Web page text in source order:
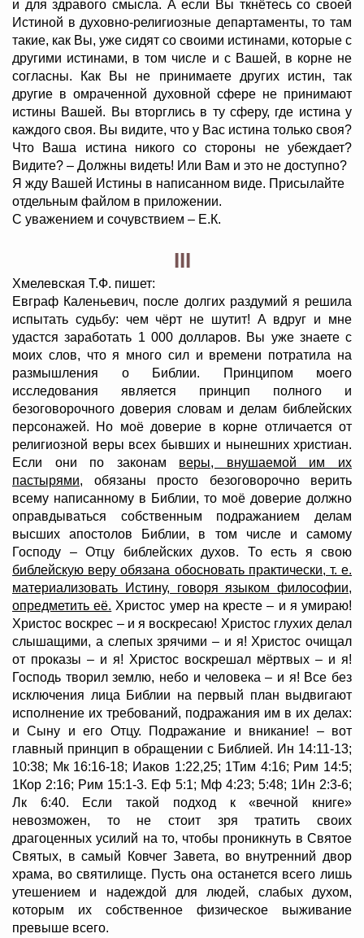
и для здравого смысла. А если Вы ткнётесь со своей
Истиной в духовно-религиозные департаменты, то там
такие, как Вы, уже сидят со своими истинами, которые с
другими истинами, в том числе и с Вашей, в корне не
согласны. Как Вы не принимаете других истин, так
другие в омраченной духовной сфере не принимают
истины Вашей. Вы вторглись в ту сферу, где истина у
каждого своя. Вы видите, что у Вас истина только своя?
Что Ваша истина никого со стороны не убеждает?
Видите? – Должны видеть! Или Вам и это не доступно?
Я жду Вашей Истины в написанном виде. Присылайте
отдельным файлом в приложении.
С уважением и сочувствием – Е.К.
III
Хмелевская Т.Ф. пишет:
Евграф Каленьевич, после долгих раздумий я решила
испытать судьбу: чем чёрт не шутит! А вдруг и мне
удастся заработать 1 000 долларов. Вы уже знаете с
моих слов, что я много сил и времени потратила на
размышления о Библии. Принципом моего
исследования является принцип полного и
безоговорочного доверия словам и делам библейских
персонажей. Но моё доверие в корне отличается от
религиозной веры всех бывших и нынешних христиан.
Если они по законам веры, внушаемой им их
пастырями, обязаны просто безоговорочно верить
всему написанному в Библии, то моё доверие должно
оправдываться собственным подражанием делам
высших апостолов Библии, в том числе и самому
Господу – Отцу библейских духов. То есть я свою
библейскую веру обязана обосновать практически, т. е.
материализовать Истину, говоря языком философии,
опредметить её. Христос умер на кресте – и я умираю!
Христос воскрес – и я воскресаю! Христос глухих делал
слышащими, а слепых зрячими – и я! Христос очищал
от проказы – и я! Христос воскрешал мёртвых – и я!
Господь творил землю, небо и человека – и я! Все без
исключения лица Библии на первый план выдвигают
исполнение их требований, подражания им в их делах:
и Сыну и его Отцу. Подражание и вникание! – вот
главный принцип в обращении с Библией. Ин 14:11-13;
10:38; Мк 16:16-18; Иаков 1:22,25; 1Тим 4:16; Рим 14:5;
1Кор 2:16; Рим 15:1-3. Еф 5:1; Мф 4:23; 5:48; 1Ин 2:3-6;
Лк 6:40. Если такой подход к «вечной книге»
невозможен, то не стоит зря тратить своих
драгоценных усилий на то, чтобы проникнуть в Святое
Святых, в самый Ковчег Завета, во внутренний двор
храма, во святилище. Пусть она останется всего лишь
утешением и надеждой для людей, слабых духом,
которым их собственное физическое выживание
превыше всего.